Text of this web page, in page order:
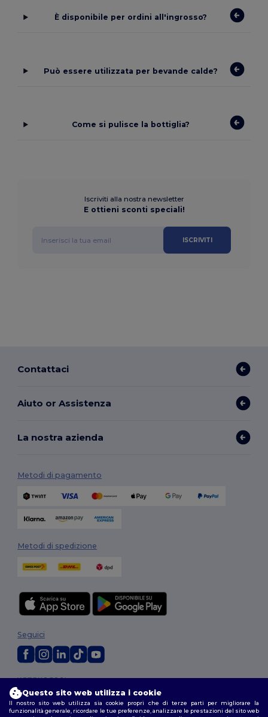
È disponibile per ordini all'ingrosso?
Può essere utilizzata per bevande calde?
Come si pulisce la bottiglia?
Iscriviti alla nostra newsletter
E ottieni sconti speciali!
ISCRIVITI
Contattaci
Aiuto or Assistenza
La nostra azienda
Metodi di pagamento
Metodi di spedizione
2026. Tutti i diritti riservati
Termini e Condizioni|Politica di personalizzazione
privacy|Politica sui cookie |Site Map
Seguici
Questo sito web utilizza i cookie
Il nostro sito web utilizza sia cookie propri che di terze parti per migliorare la
funzionalità generale, ricordare le tue preferenze, analizzare le prestazioni del sito web